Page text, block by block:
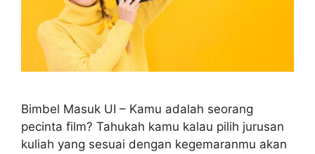
Bimbel Masuk UI – Kamu adalah seorang
pecinta film? Tahukah kamu kalau pilih jurusan
kuliah yang sesuai dengan kegemaranmu akan